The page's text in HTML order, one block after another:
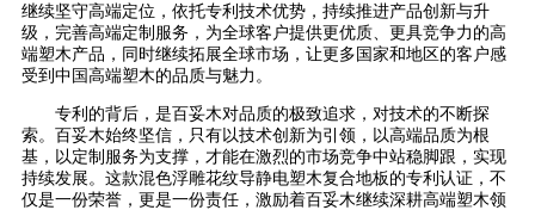
继续坚守高端定位，依托专利技术优势，持续推进产品创新与升
级，完善高端定制服务，为全球客户提供更优质、更具竞争力的高
端塑木产品，同时继续拓展全球市场，让更多国家和地区的客户感
受到中国高端塑木的品质与魅力。
专利的背后，是百妥木对品质的极致追求，对技术的不断探
索。百妥木始终坚信，只有以技术创新为引领，以高端品质为根
基，以定制服务为支撑，才能在激烈的市场竞争中站稳脚跟，实现
持续发展。这款混色浮雕花纹导静电塑木复合地板的专利认证，不
仅是一份荣誉，更是一份责任，激励着百妥木继续深耕高端塑木领